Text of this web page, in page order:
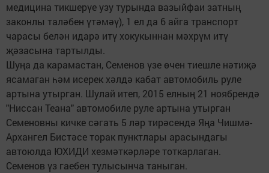
медицина тикшерүе узу турында вазыйфаи затның
законлы таләбен үтәмәү), 1 ел да 6 айга транспорт
чарасы белән идарә итү хокукыннан мәхрүм итү
җәзасына тартылды.
Шуңа да карамастан, Семенов үзе өчен тиешле нәтиҗә
ясамаган һәм исерек хәлдә кабат автомобиль руле
артына утырган. Шулай итеп, 2015 елның 21 ноябрендә
"Ниссан Теана" автомобиле руле артына утырган
Семеновны кичке сәгать 5 ләр тирәсендә Яңа Чишмә-
Архангел Бистәсе торак пунктлары арасындагы
автоюлда ЮХИДИ хезмәткәрләре тоткарлаган.
Семенов үз гаебен тулысынча таныган.